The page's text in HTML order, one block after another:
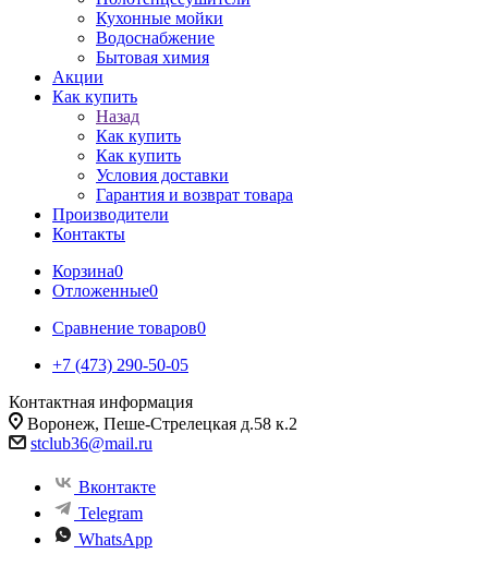
Кухонные мойки
Водоснабжение
Бытовая химия
Акции
Как купить
Назад
Как купить
Как купить
Условия доставки
Гарантия и возврат товара
Производители
Контакты
Корзина0
Отложенные0
Сравнение товаров0
+7 (473) 290-50-05
Контактная информация
Воронеж, Пеше-Стрелецкая д.58 к.2
stclub36@mail.ru
Вконтакте
Telegram
WhatsApp